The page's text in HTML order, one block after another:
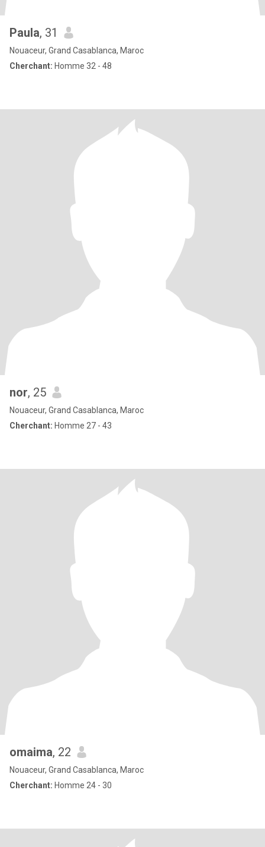
Paula, 31
Nouaceur, Grand Casablanca, Maroc
Cherchant: Homme 32 - 48
nor, 25
Nouaceur, Grand Casablanca, Maroc
Cherchant: Homme 27 - 43
omaima, 22
Nouaceur, Grand Casablanca, Maroc
Cherchant: Homme 24 - 30